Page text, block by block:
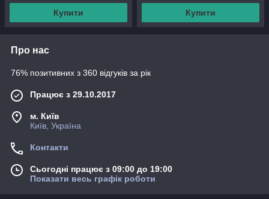
Купити Купити
Про нас
76% позитивних з 360 відгуків за рік
Працює з 29.10.2017
м. Київ
Київ, Україна
Контакти
Сьогодні працює з 09:00 до 19:00
Показати весь графік роботи